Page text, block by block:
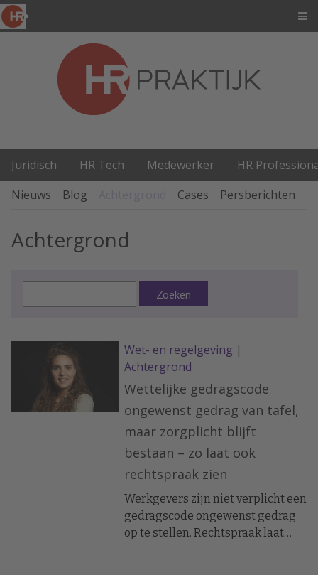
Juridisch HR Tech Medewerker
HR
Nieuws
Blog Cases Persberichten
Achtergrond
Zoeken
Wet- en regelgeving |
Achtergrond
Wettelijke gedragscode
ongewenst gedrag van tafel,
maar zorgplicht blijft
bestaan – zo laat ook
rechtspraak zien
Werkgevers zijn niet verplicht een
gedragscode ongewenst gedrag
op te stellen. Rechtspraak laat